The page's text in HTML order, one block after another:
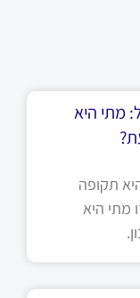
מתי היא
תקופה
מתי היא